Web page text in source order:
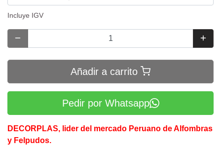
Incluye IGV
Añadir a carrito
Pedir por Whatsapp
DECORPLAS, lider del mercado Peruano de Alfombras
y Felpudos.